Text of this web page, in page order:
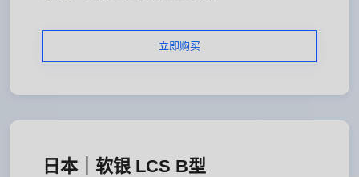
立即购买
日本｜软银 LCS B型